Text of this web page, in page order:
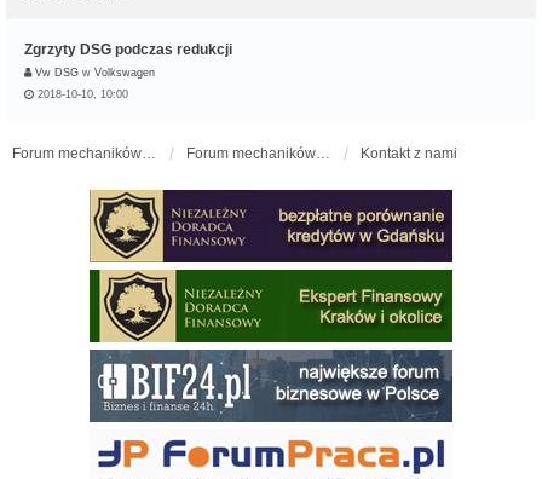
Zgrzyty DSG podczas redukcji
Vw DSG w Volkswagen
2018-10-10, 10:00
Forum mechaników samochodowych - forum-mechaniczne.pl Forum mechaników samochodowych Kontakt z nami